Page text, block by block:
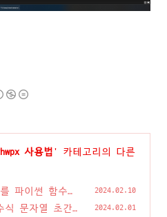
사용법 ' 카테고리의 다른
파이썬 함수로
(0)
2024.02.10
식 문자열 초간
2024.02.01